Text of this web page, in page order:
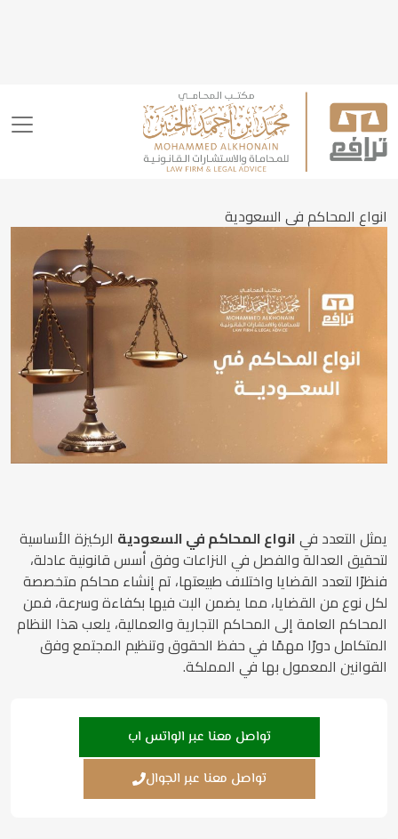
انواع المحاكم في السعودية
يمثل التعدد فيانواع المحاكم في السعودية الركيزة الأساسية
لتحقيق العدالة والفصل في النزاعات وفق أسس قانونية عادلة،
فنظرًا لتعدد القضايا واختلاف طبيعتها، تم إنشاء محاكم متخصصة
لكل نوع من القضايا، مما يضمن البت فيها بكفاءة وسرعة، فمن
المحاكم العامة إلى المحاكم التجارية والعمالية، يلعب هذا النظام
المتكامل دورًا مهمًا في حفظ الحقوق وتنظيم المجتمع وفق
القوانين المعمول بها في المملكة.
تواصل معنا عبر الواتس اب
تواصل معنا عبر الجوال